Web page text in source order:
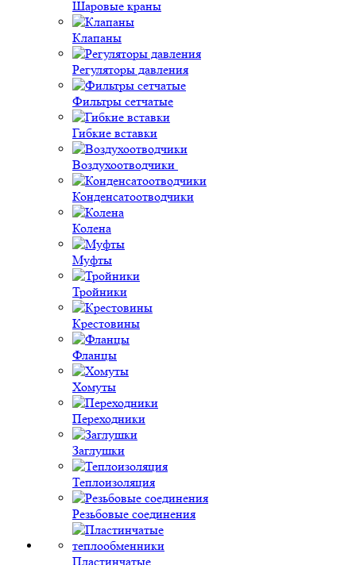
Шаровые краны
Клапаны
Регуляторы давления
Фильтры сетчатые
Гибкие вставки
Воздухоотводчики
Конденсатоотводчики
Колена
Муфты
Тройники
Крестовины
Фланцы
Хомуты
Переходники
Заглушки
Теплоизоляция
Резьбовые соединения
Пластинчатые